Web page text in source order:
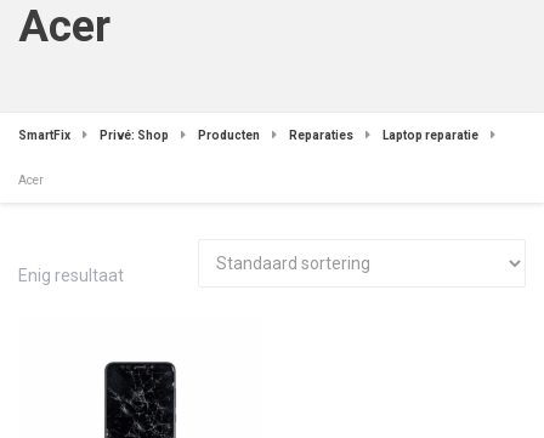
Acer
SmartFix Privé: Shop Producten Reparaties Laptop reparatie
Acer
Enig resultaat